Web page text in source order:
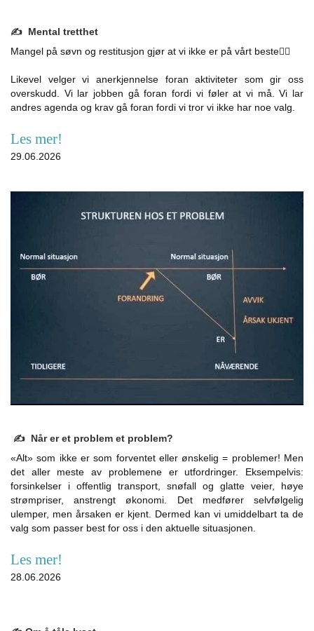
✍️ Mental tretthet
Mangel på søvn og restitusjon gjør at vi ikke er på vårt beste😮‍💨
Likevel velger vi anerkjennelse foran aktiviteter som gir oss
overskudd. Vi lar jobben gå foran fordi vi føler at vi må. Vi lar
andres agenda og krav gå foran fordi vi tror vi ikke har noe valg.
Les mer!
29.06.2026
✍️ Når er et problem et problem?
«Alt» som ikke er som forventet eller ønskelig = problemer! Men
det aller meste av problemene er utfordringer. Eksempelvis:
forsinkelser i offentlig transport, snøfall og glatte veier, høye
strømpriser, anstrengt økonomi. Det medfører selvfølgelig
ulemper, men årsaken er kjent. Dermed kan vi umiddelbart ta de
valg som passer best for oss i den aktuelle situasjonen.
Les mer!
28.06.2026